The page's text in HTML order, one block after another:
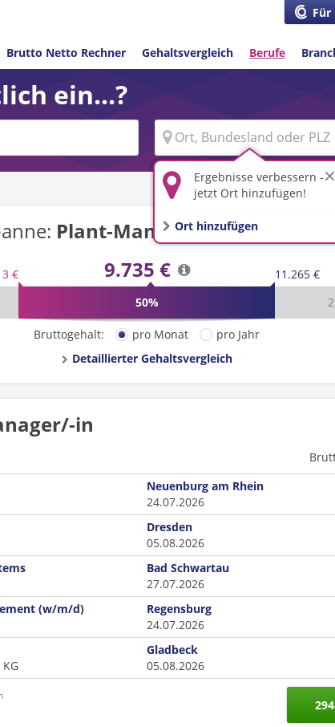
Für
Brutto Netto Rechner Gehaltsvergleich Berufe
ein...?
Ergebnisse verbessern -
jetzt Ort hinzufügen!
Ort hinzufügen
Plant-Manager/-inin
€ 9.735 €
11.265 €
50%
Bruttogehalt: pro Monat
pro Jahr
Detaillierter Gehaltsvergleich
in
Neuenburg am Rhein
24.07.2026
Dresden
05.08.2026
Bad Schwartau
27.07.2026
(w/m/d)
Regensburg
24.07.2026
Gladbeck
05.08.2026